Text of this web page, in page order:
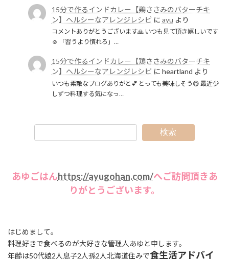
15分で作るインドカレー【鶏ささみのバターチキ
ン】ヘルシーなアレンジレシピ に ayu より
コメントありがとうございます🙏 いつも見て頂き嬉しいです
☺️ 「習うより慣れろ」…
15分で作るインドカレー【鶏ささみのバターチキ
ン】ヘルシーなアレンジレシピ に heartland より
いつも素敵なブログありがと💕 とっても美味しそう😋 最近少
しずつ料理する気になっ…
検索
あゆごはんhttps://ayugohan.com/へご訪問頂きあ
りがとうございます。
はじめまして。
料理好きで食べるのが大好きな管理人あゆと申します。
年齢は50代娘2人息子2人孫2人北海道住みで食生活アドバイ